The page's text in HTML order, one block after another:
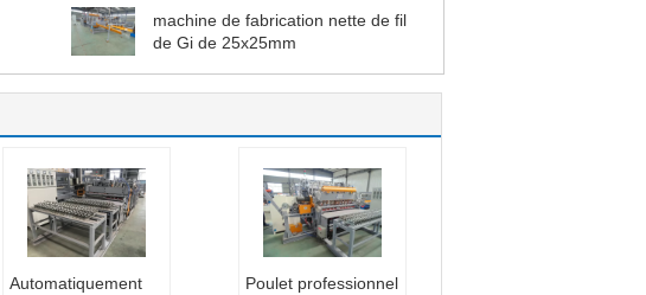
machine de fabrication nette de fil
de Gi de 25x25mm
Automatiquement
Poulet professionnel